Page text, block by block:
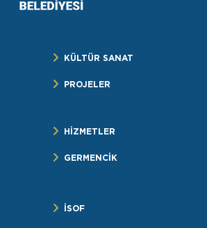
KÜLTÜR SANAT
PROJELER
HİZMETLER
GERMENCİK
İSOF